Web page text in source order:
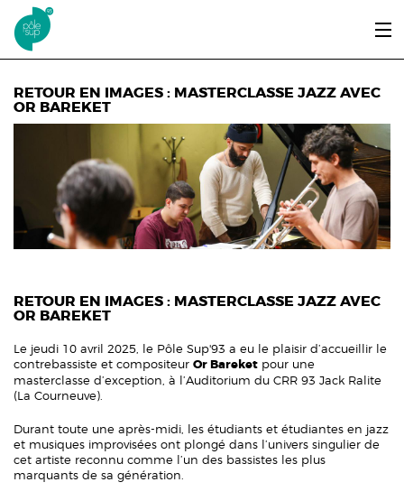
Aller au contenu principal
ÉTUDIANTS / DIPLÔMÉS
ÉCOUTER, VOIR & LIRE
INFOS PRATIQUES
RETOUR EN IMAGES : MASTERCLASSE JAZZ AVEC
OR BAREKET
RETOUR EN IMAGES : MASTERCLASSE JAZZ AVEC
OR BAREKET
Le jeudi 10 avril 2025, le Pôle Sup'93 a eu le plaisir d’accueillir le
contrebassiste et compositeur Or Bareket pour une
masterclasse d’exception, à l’Auditorium du CRR 93 Jack Ralite
(La Courneuve).
Durant toute une après-midi, les étudiants et étudiantes en jazz
et musiques improvisées ont plongé dans l’univers singulier de
cet artiste reconnu comme l’un des bassistes les plus
marquants de sa génération.